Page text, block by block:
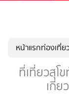
หน้าแรกท่องเที่ย
ที่เที่ยวสุโ
เกี่